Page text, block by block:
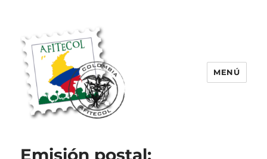
Temática en Colombia | 2008 –
MENÚ
Emisión postal: